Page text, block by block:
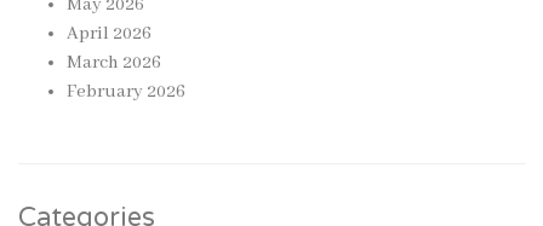
May 2026
April 2026
March 2026
February 2026
Categories